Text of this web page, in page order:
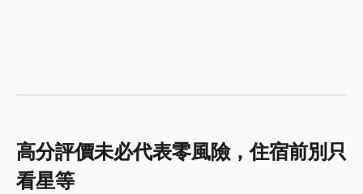
高分評價未必代表零風險，住宿前別只
看星等